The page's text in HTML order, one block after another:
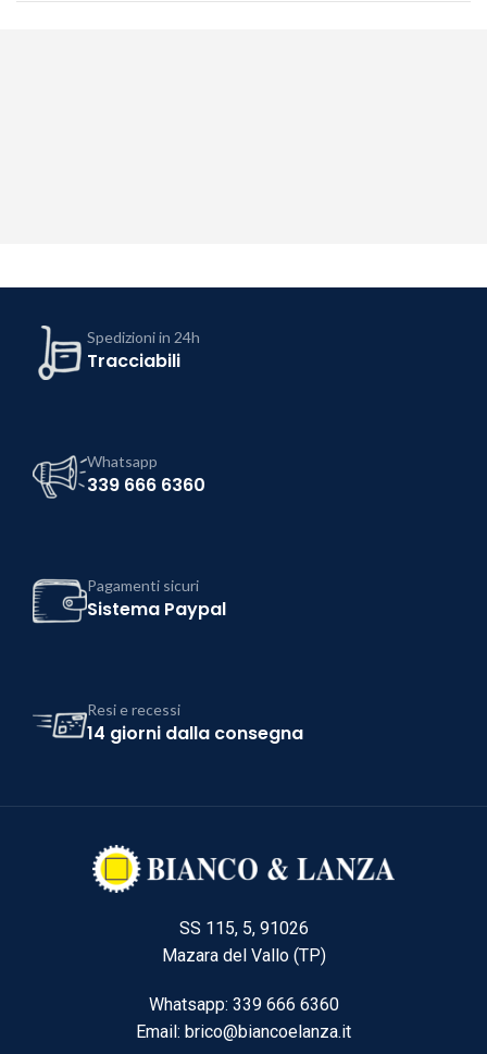
Spedizioni in 24h
Tracciabili
Whatsapp
339 666 6360
Pagamenti sicuri
Sistema Paypal
Resi e recessi
14 giorni dalla consegna
SS 115, 5, 91026
Mazara del Vallo (TP)
Whatsapp: 339 666 6360
Email: brico@biancoelanza.it